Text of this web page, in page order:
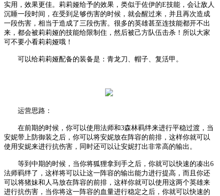
实用，效果更佳。莉莉娅给予的效果，类似于佐伊的E技能，会让敌人
沉睡一段时间，在受到足够伤害的时候，就会醒过来，并且再次造成
一段伤害，相当于造成了三段伤害。很多的英雄甚至连技能都开不出
来，都会被莉莉娅的技能给限制住，然后被己方队伍击杀！所以大家
可不要小看莉莉娅哦！
可以给莉莉娅配备的装备是：青龙刀、帽子、复活甲。
运营思路：
在前期的时候，你可以使用法师和3森林羁绊来进行平稳过渡，当
安妮带上防御装之后，你可以将安妮放在阵容的前排，这样你就可以
使用安妮来进行抗伤害，同时还可以让安妮打出非常高的输出。
等到中期的时候，当你将狐狸拿到手之后，你就可以快速的凑出6
法师羁绊了，这样将可以让这一阵容的输出能力进行提高，而且你还
可以将猪妹和人马放在阵容的前排，这样你就可以使用这两个英雄来
进行抗伤害，当你将这一阵容的血量进行稳定之后，你就可以快速的